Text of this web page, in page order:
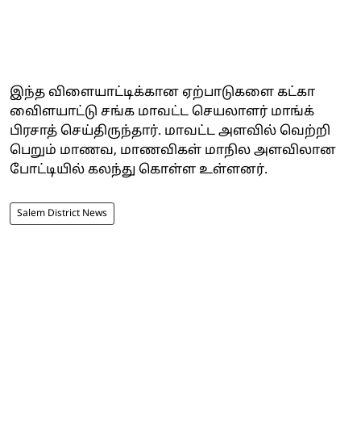
இந்த விளையாட்டிக்கான ஏற்பாடுகளை கட்கா
விைளயாட்டு சங்க மாவட்ட செயலாளர் மாங்க்
பிரசாத் செய்திருந்தார். மாவட்ட அளவில் வெற்றி
பெறும் மாணவ, மாணவிகள் மாநில அளவிலான
போட்டியில் கலந்து கொள்ள உள்ளனர்.
Salem District News